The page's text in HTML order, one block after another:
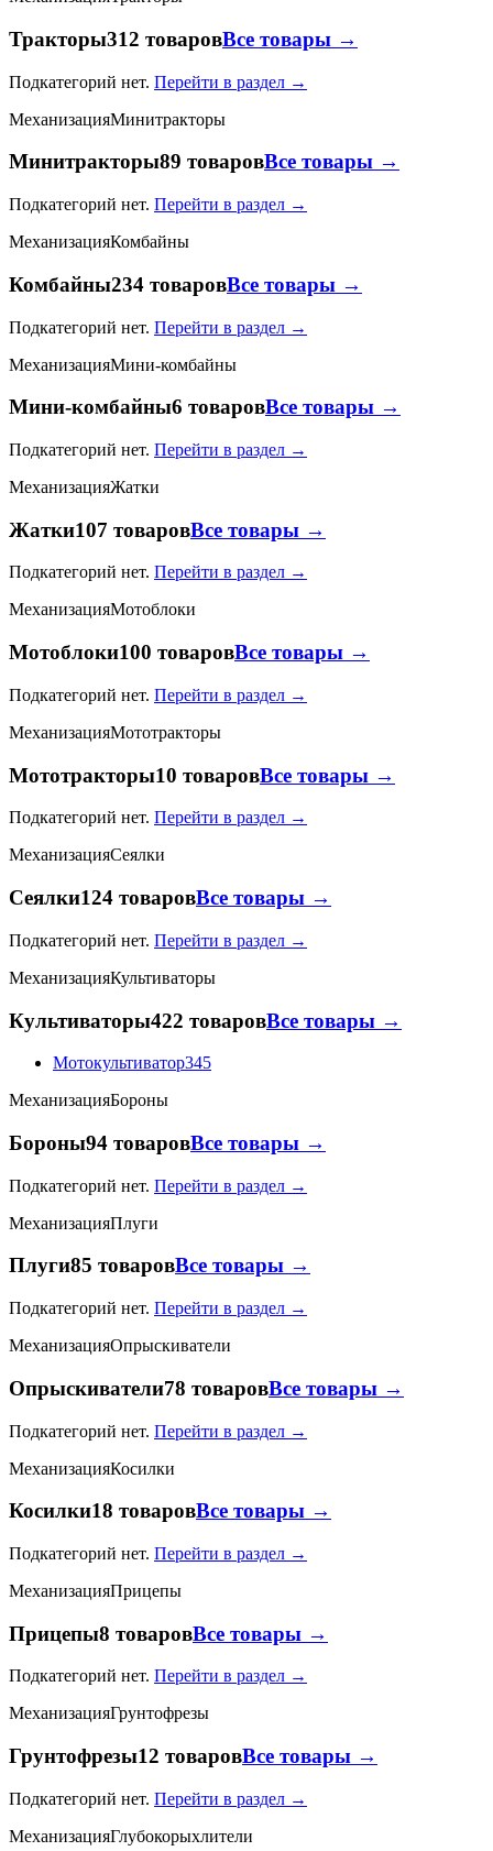
Тракторы312 товаровВсе товары →
Подкатегорий нет. Перейти в раздел →
МеханизацияМинитракторы
Минитракторы89 товаровВсе товары →
Подкатегорий нет. Перейти в раздел →
МеханизацияКомбайны
Комбайны234 товаровВсе товары →
Подкатегорий нет. Перейти в раздел →
МеханизацияМини-комбайны
Мини-комбайны6 товаровВсе товары →
Подкатегорий нет. Перейти в раздел →
МеханизацияЖатки
Жатки107 товаровВсе товары →
Подкатегорий нет. Перейти в раздел →
МеханизацияМотоблоки
Мотоблоки100 товаровВсе товары →
Подкатегорий нет. Перейти в раздел →
МеханизацияМототракторы
Мототракторы10 товаровВсе товары →
Подкатегорий нет. Перейти в раздел →
МеханизацияСеялки
Сеялки124 товаровВсе товары →
Подкатегорий нет. Перейти в раздел →
МеханизацияКультиваторы
Культиваторы422 товаровВсе товары →
Мотокультиватор345
МеханизацияБороны
Бороны94 товаровВсе товары →
Подкатегорий нет. Перейти в раздел →
МеханизацияПлуги
Плуги85 товаровВсе товары →
Подкатегорий нет. Перейти в раздел →
МеханизацияОпрыскиватели
Опрыскиватели78 товаровВсе товары →
Подкатегорий нет. Перейти в раздел →
МеханизацияКосилки
Косилки18 товаровВсе товары →
Подкатегорий нет. Перейти в раздел →
МеханизацияПрицепы
Прицепы8 товаровВсе товары →
Подкатегорий нет. Перейти в раздел →
МеханизацияГрунтофрезы
Грунтофрезы12 товаровВсе товары →
Подкатегорий нет. Перейти в раздел →
МеханизацияГлубокорыхлители